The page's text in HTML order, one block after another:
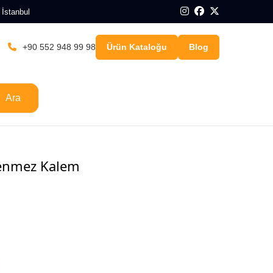
+90 552 948 99 98 Ürün Kataloğu Blog
Ara
Kalem